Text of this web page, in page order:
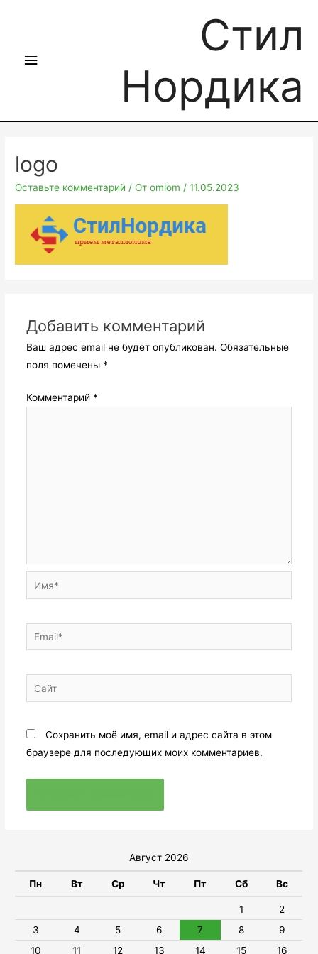
Стил
Нордика
logo
Оставьте комментарий / От omlom/11.05.2023
Добавить комментарий
Ваш адрес email не будет опубликован. Обязательные
поля помечены *
Комментарий *
Сохранить моё имя, email и адрес сайта в этом
браузере для последующих моих комментариев.
Август 2026
Пн Вт Ср Чт Пт Сб Вс
1
2
3
4 5 6 7 8
9
10
11 12 13 14 15 16